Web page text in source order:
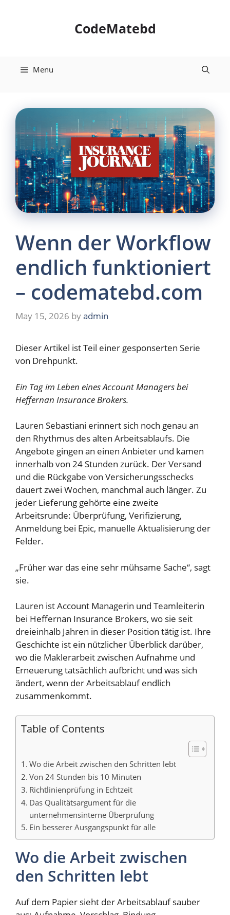
CodeMatebd
Menu
Wenn der Workflow
endlich funktioniert
– codematebd.com
May 15, 2026 byadmin
Dieser Artikel ist Teil einer gesponserten Serie
von Drehpunkt.
Ein Tag im Leben eines Account Managers bei
Heffernan Insurance Brokers.
Lauren Sebastiani erinnert sich noch genau an
den Rhythmus des alten Arbeitsablaufs. Die
Angebote gingen an einen Anbieter und kamen
innerhalb von 24 Stunden zurück. Der Versand
und die Rückgabe von Versicherungsschecks
dauert zwei Wochen, manchmal auch länger. Zu
jeder Lieferung gehörte eine zweite
Arbeitsrunde: Überprüfung, Verifizierung,
Anmeldung bei Epic, manuelle Aktualisierung der
Felder.
„Früher war das eine sehr mühsame Sache“, sagt
sie.
Lauren ist Account Managerin und Teamleiterin
bei Heffernan Insurance Brokers, wo sie seit
dreieinhalb Jahren in dieser Position tätig ist. Ihre
Geschichte ist ein nützlicher Überblick darüber,
wo die Maklerarbeit zwischen Aufnahme und
Erneuerung tatsächlich aufbricht und was sich
ändert, wenn der Arbeitsablauf endlich
zusammenkommt.
Table of Contents
Wo die Arbeit zwischen den Schritten lebt
Von 24 Stunden bis 10 Minuten
Richtlinienprüfung in Echtzeit
Das Qualitätsargument für die
unternehmensinterne Überprüfung
Ein besserer Ausgangspunkt für alle
Wo die Arbeit zwischen
den Schritten lebt
Auf dem Papier sieht der Arbeitsablauf sauber